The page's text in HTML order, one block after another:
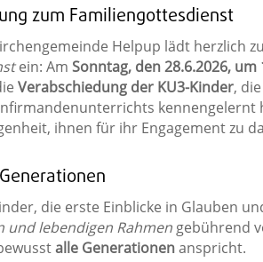
zum Familiengottesdienst
Helpup lädt herzlich
ein: Am Sonntag, den 28.6.2026,
Verabschiedung der KU3-Kinder,
ihnen für ihr Engagement zu
die erste Einblicke in Glauben
und lebendigen Rahmengebührend
alle Generationenanspricht.